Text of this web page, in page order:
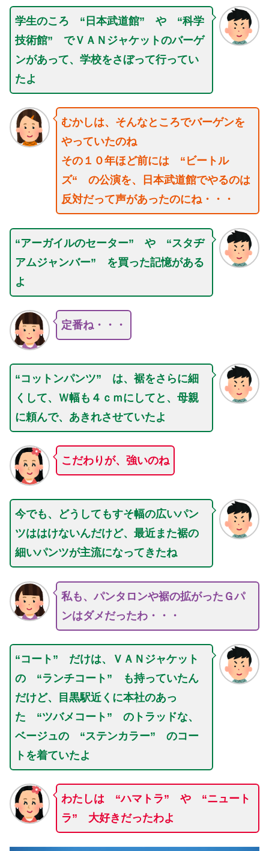
学生のころ “日本武道館” や “科学
技術館” でＶＡＮジャケットのバーゲ
ンがあって、学校をさぼって行ってい
たよ
むかしは、そんなところでバーゲンを
やっていたのね
その１０年ほど前には “ビートル
ズ“ の公演を、日本武道館でやるのは
反対だって声があったのにね・・・
“アーガイルのセーター” や “スタヂ
アムジャンバー” を買った記憶がある
よ
定番ね・・・
“コットンパンツ” は、裾をさらに細
くして、Ｗ幅も４ｃｍにしてと、母親
に頼んで、あきれさせていたよ
こだわりが、強いのね
今でも、どうしてもすそ幅の広いパン
ツははけないんだけど、最近また裾の
細いパンツが主流になってきたね
私も、パンタロンや裾の拡がったＧパ
ンはダメだったわ・・・
“コート” だけは、ＶＡＮジャケット
の “ランチコート” も持っていたん
だけど、目黒駅近くに本社のあっ
た “ツバメコート” のトラッドな、
ベージュの “ステンカラー” のコー
トを着ていたよ
わたしは “ハマトラ” や “ニュート
ラ” 大好きだったわよ